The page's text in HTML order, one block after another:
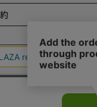
コーポレートサイト
2001 IRISPLAZA. ALL Rights